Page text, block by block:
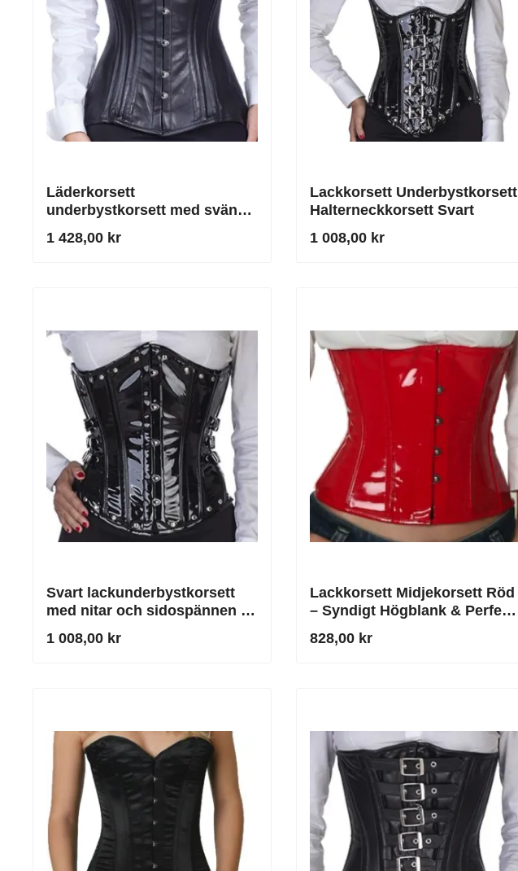
Läderkorsett
underbystkorsett med svängd
överkant svart
1 428,00 kr
Lackkorsett Underbystkorsett
Halterneckkorsett Svart
1 008,00 kr
Svart lackunderbystkorsett
med nitar och sidospännen –
Köp svart lackkorsett online
1 008,00 kr
Lackkorsett Midjekorsett Röd
– Syndigt Högblank & Perfekt
Silhuett
828,00 kr